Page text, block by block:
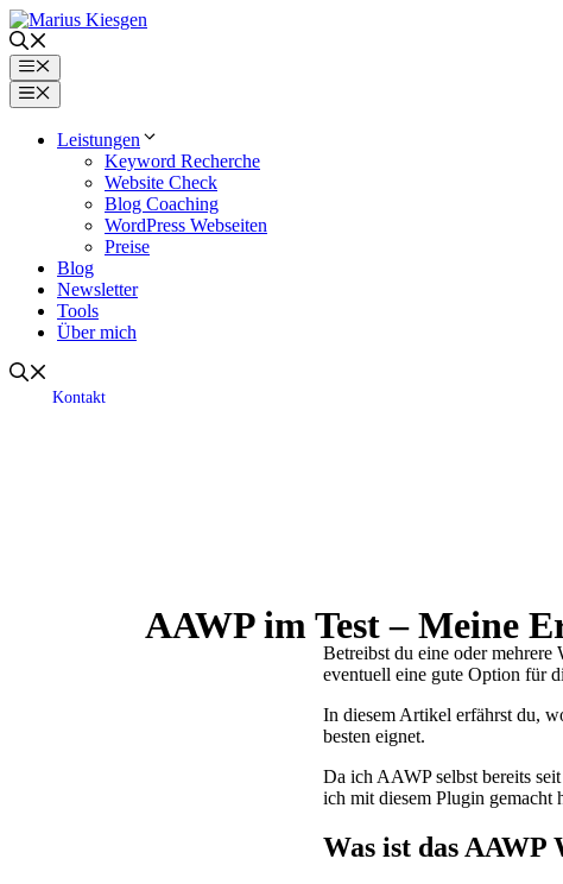
Zum
Inhalt
springenMenü
Menü
Leistungen
Keyword Recherche
Website Check
Blog Coaching
WordPress Webseiten
Preise
Blog
Newsletter
Tools
Über mich
Kontakt
AAWP im Test – Meine
Betreibst du eine oder mehrere
eventuell eine gute Option für
In diesem Artikel erfährst du,
besten eignet.
Da ich AAWP selbst bereits
ich mit diesem Plugin gemacht
Was ist das AAWP